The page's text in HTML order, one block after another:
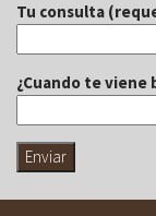
Tu consulta
¿Cuando te